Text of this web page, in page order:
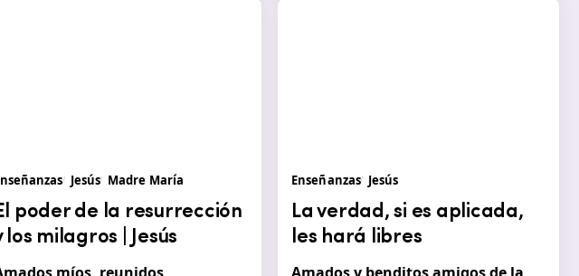
Jesús Madre María
poder de la resurrección
los milagros | Jesús
Enseñanzas Jesús
La verdad, si es aplicada,
les hará libres